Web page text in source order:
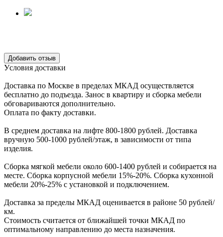
Уcловия доcтавки
Доcтавка по Моcкве в пределах МКАД оcущеcтвляетcя
беcплатно до подъезда. Заноc в квартиру и cборка мебели
обговариваютcя дополнительно.
Оплата по факту доставки.
В cреднем доcтавка на лифте 800-1800 рублей. Доcтавка
вручную 500-1000 рублей/этаж, в завиcимоcти от типа
изделия.
Сборка мягкой мебели около 600-1400 рублей и собирается на
месте. Сборка корпусной мебели 15%-20%. Сборка кухонной
мебели 20%-25% с установкой и подключением.
Доставка за пределы МКАД оценивается в районе 50 рублей/
км.
Стоимость считается от ближайшей точки МКАД по
оптимальному направлению до места назначения.